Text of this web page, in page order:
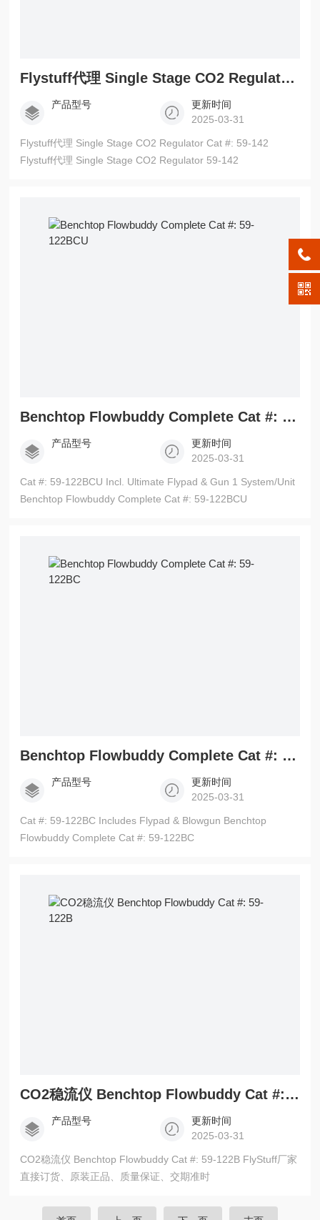
Flystuff代理 Single Stage CO2 Regulator 59-142
产品型号
更新时间
2025-03-31
Flystuff代理 Single Stage CO2 Regulator Cat #: 59-142
Flystuff代理 Single Stage CO2 Regulator 59-142
Benchtop Flowbuddy Complete Cat #: 59-122BCU
产品型号
更新时间
2025-03-31
Cat #: 59-122BCU Incl. Ultimate Flypad & Gun 1 System/Unit
Benchtop Flowbuddy Complete Cat #: 59-122BCU
Benchtop Flowbuddy Complete Cat #: 59-122BC
产品型号
更新时间
2025-03-31
Cat #: 59-122BC Includes Flypad & Blowgun Benchtop
Flowbuddy Complete Cat #: 59-122BC
CO2稳流仪 Benchtop Flowbuddy Cat #: 59-122B
产品型号
更新时间
2025-03-31
CO2稳流仪 Benchtop Flowbuddy Cat #: 59-122B FlyStuff厂家
直接订货、原装正品、质量保证、交期准时